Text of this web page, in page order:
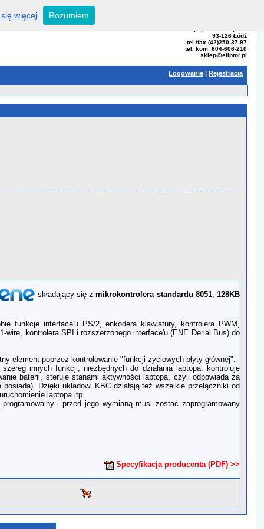
93-126 Łódź
tel./fax (42)250-37-97
tel. kom. 604-606-210
sklep@eliptor.pl
Logowanie | Rejestracja
składający się zmikrokontrolera standardu 8051,128KB
funkcje interface'u PS/2, enkodera klawiatury, kontrolera PWM,
wire, kontrolera SPI i rozszerzonego interface'u (ENE Derial Bus) do
element poprzez kontrolowanie "funkcji życiowych płyty głównej".
innych funkcji, niezbędnych do działania laptopa: kontroluje
baterii, steruje stanami aktywności laptopa, czyli odpowiada za
Dzięki układowi KBC działają też wszelkie przełączniki od
laptopa itp.
i przed jego wymianą musi zostać zaprogramowany
Specyfikacja producenta (PDF) >>
więcej Rozumiem